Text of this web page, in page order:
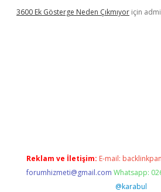
3600 Ek Gösterge Neden Çıkmıyor için
Reklam ve İletişim: E-mail:
forumhizmeti@gmail.com Whatsapp:
@karabul